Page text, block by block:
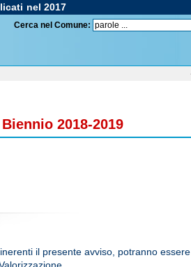
nel 2017
Cerca nel Comune:
2018-2019
il presente avviso, potranno essere